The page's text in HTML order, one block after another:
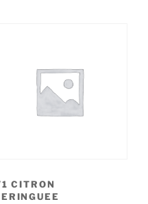
CITRON